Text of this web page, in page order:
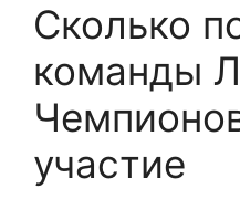
Сколько
команды
участие